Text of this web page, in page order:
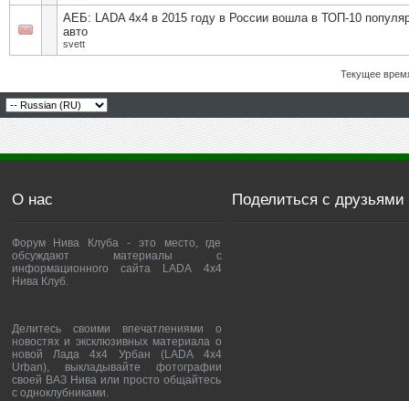
АЕБ: LADA 4х4 в 2015 году в России вошла в ТОП-10
авто
svett
Текущее
О нас
Форум Нива Клуба - это место, где
обсуждают материалы с
информационного сайта LADA 4x4
Нива Клуб.
Делитесь своими впечатлениями о
новостях и эксклюзивных материала о
новой Лада 4х4 Урбан (LADA 4x4
Urban), выкладывайте фотографии
своей ВАЗ Нива или просто общайтесь
с одноклубниками.
Поделиться с друзьями